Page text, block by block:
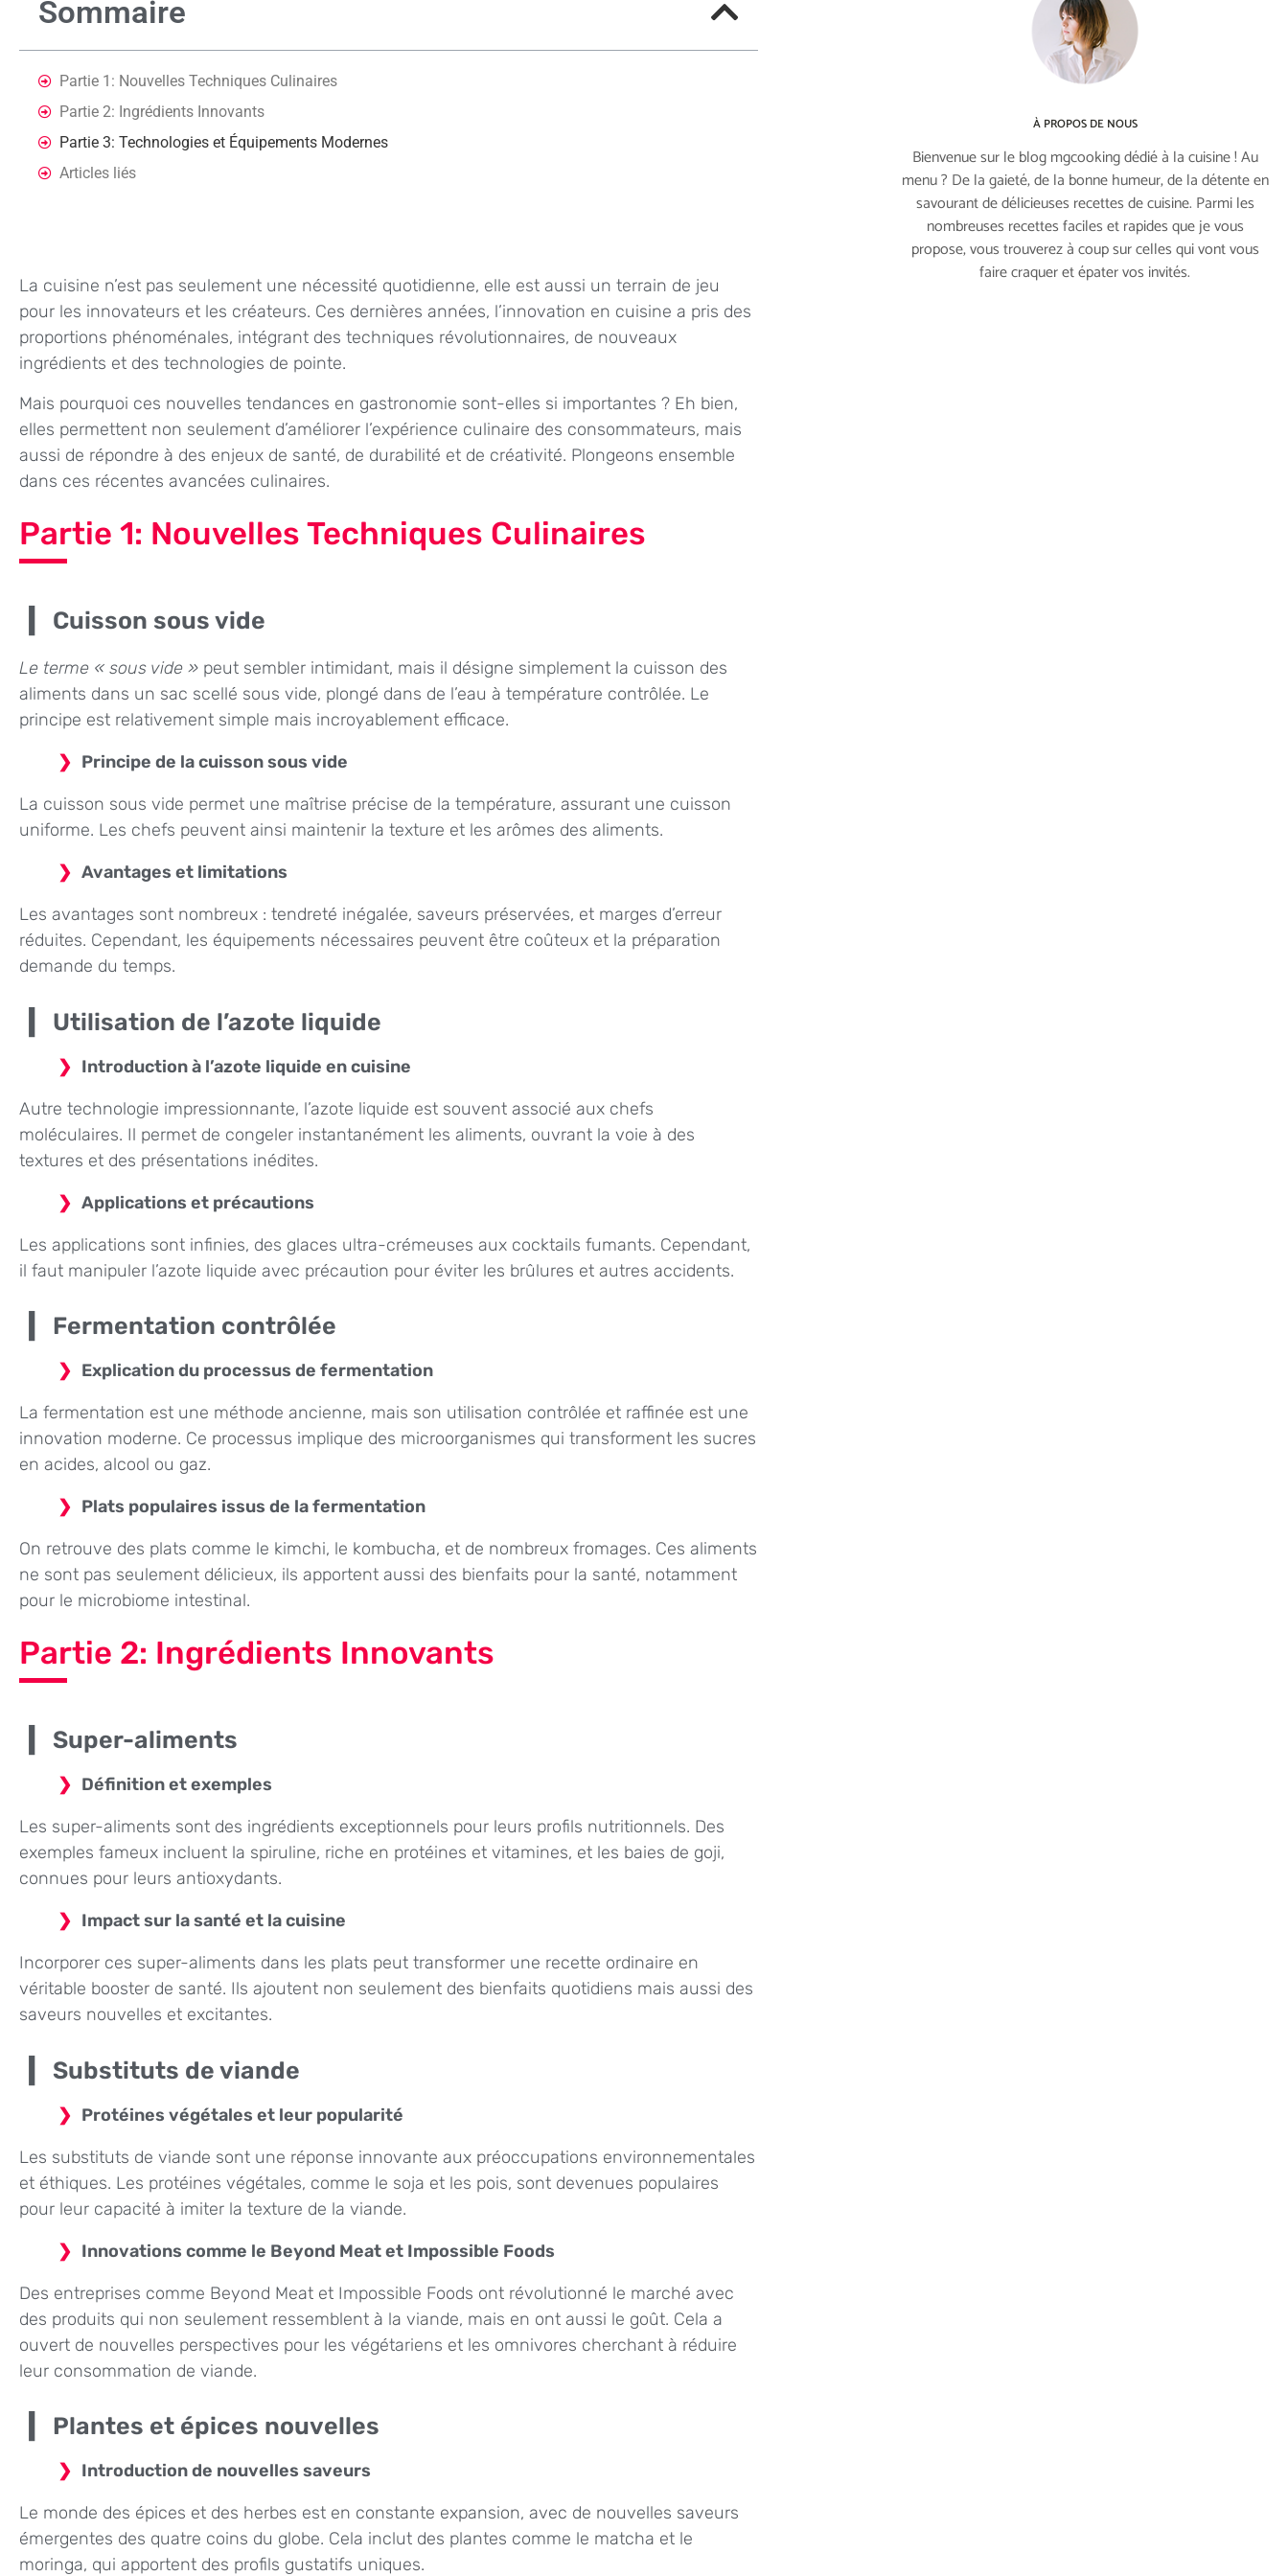
Sommaire
Partie 1: Nouvelles Techniques Culinaires
Partie 2: Ingrédients Innovants
Partie 3: Technologies et Équipements Modernes
Articles liés
La cuisine n’est pas seulement une nécessité quotidienne, elle est aussi un terrain de jeu
pour les innovateurs et les créateurs. Ces dernières années, l’innovation en cuisine a pris des
proportions phénoménales, intégrant des techniques révolutionnaires, de nouveaux
ingrédients et des technologies de pointe.
Mais pourquoi ces nouvelles tendances en gastronomie sont-elles si importantes ? Eh bien,
elles permettent non seulement d’améliorer l’expérience culinaire des consommateurs, mais
aussi de répondre à des enjeux de santé, de durabilité et de créativité. Plongeons ensemble
dans ces récentes avancées culinaires.
Partie 1: Nouvelles Techniques Culinaires
Cuisson sous vide
Le terme « sous vide » peut sembler intimidant, mais il désigne simplement la cuisson des
aliments dans un sac scellé sous vide, plongé dans de l’eau à température contrôlée. Le
principe est relativement simple mais incroyablement efficace.
Principe de la cuisson sous vide
La cuisson sous vide permet une maîtrise précise de la température, assurant une cuisson
uniforme. Les chefs peuvent ainsi maintenir la texture et les arômes des aliments.
Avantages et limitations
Les avantages sont nombreux : tendreté inégalée, saveurs préservées, et marges d’erreur
réduites. Cependant, les équipements nécessaires peuvent être coûteux et la préparation
demande du temps.
Utilisation de l’azote liquide
Introduction à l’azote liquide en cuisine
Autre technologie impressionnante, l’azote liquide est souvent associé aux chefs
moléculaires. Il permet de congeler instantanément les aliments, ouvrant la voie à des
textures et des présentations inédites.
Applications et précautions
Les applications sont infinies, des glaces ultra-crémeuses aux cocktails fumants. Cependant,
il faut manipuler l’azote liquide avec précaution pour éviter les brûlures et autres accidents.
Fermentation contrôlée
Explication du processus de fermentation
La fermentation est une méthode ancienne, mais son utilisation contrôlée et raffinée est une
innovation moderne. Ce processus implique des microorganismes qui transforment les sucres
en acides, alcool ou gaz.
Plats populaires issus de la fermentation
On retrouve des plats comme le kimchi, le kombucha, et de nombreux fromages. Ces aliments
ne sont pas seulement délicieux, ils apportent aussi des bienfaits pour la santé, notamment
pour le microbiome intestinal.
Partie 2: Ingrédients Innovants
Super-aliments
Définition et exemples
Les super-aliments sont des ingrédients exceptionnels pour leurs profils nutritionnels. Des
exemples fameux incluent la spiruline, riche en protéines et vitamines, et les baies de goji,
connues pour leurs antioxydants.
Impact sur la santé et la cuisine
Incorporer ces super-aliments dans les plats peut transformer une recette ordinaire en
véritable booster de santé. Ils ajoutent non seulement des bienfaits quotidiens mais aussi des
saveurs nouvelles et excitantes.
Substituts de viande
Protéines végétales et leur popularité
Les substituts de viande sont une réponse innovante aux préoccupations environnementales
et éthiques. Les protéines végétales, comme le soja et les pois, sont devenues populaires
pour leur capacité à imiter la texture de la viande.
Innovations comme le Beyond Meat et Impossible Foods
Des entreprises comme Beyond Meat et Impossible Foods ont révolutionné le marché avec
des produits qui non seulement ressemblent à la viande, mais en ont aussi le goût. Cela a
ouvert de nouvelles perspectives pour les végétariens et les omnivores cherchant à réduire
leur consommation de viande.
Plantes et épices nouvelles
Introduction de nouvelles saveurs
Le monde des épices et des herbes est en constante expansion, avec de nouvelles saveurs
émergentes des quatre coins du globe. Cela inclut des plantes comme le matcha et le
moringa, qui apportent des profils gustatifs uniques.
À PROPOS DE NOUS
Bienvenue sur le blog mgcooking dédié à la cuisine ! Au
menu ? De la gaieté, de la bonne humeur, de la détente en
savourant de délicieuses recettes de cuisine. Parmi les
nombreuses recettes faciles et rapides que je vous
propose, vous trouverez à coup sur celles qui vont vous
faire craquer et épater vos invités.